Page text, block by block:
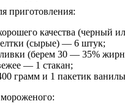
приготовления:
качества (черный
(сырые) — 6 штук;
(берем 30 — 35%
— 1 стакан;
грамм и 1 пакетик